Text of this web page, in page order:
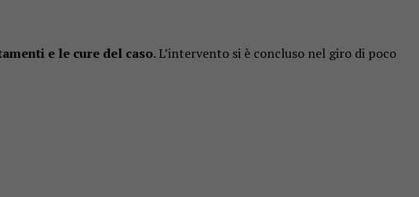
e le cure del caso. L’intervento si è concluso nel giro di poco